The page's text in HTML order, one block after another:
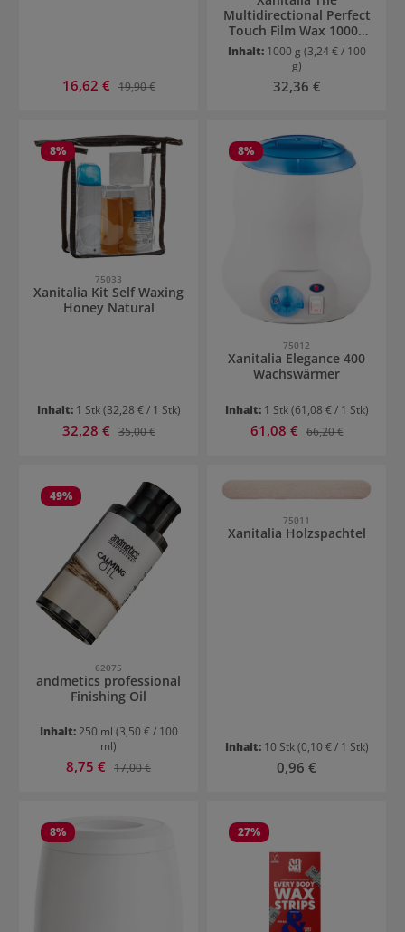
Verkaufspreis:
16,62 € Regulärer Preis:
19,90 €
Multidirectional Perfect
Touch Film Wax 1000g
Passion Fruit
Inhalt: 1000 g (3,24 € / 100
g)
Regulärer Preis:
32,36 €
8%
75033
Xanitalia Kit Self Waxing
Honey Natural
Inhalt: 1 Stk(32,28 € / 1 Stk)
Verkaufspreis:
32,28 € Regulärer Preis:
35,00 €
8%
75012
Xanitalia Elegance 400
Wachswärmer
Inhalt: 1 Stk(61,08 € / 1 Stk)
Verkaufspreis:
61,08 € Regulärer Preis:
66,20 €
49%
62075
andmetics professional
Finishing Oil
Inhalt:250 ml (3,50 € / 100
ml)
Verkaufspreis:
8,75 € Regulärer Preis:
17,00 €
75011
Xanitalia Holzspachtel
Inhalt: 10 Stk(0,10 € / 1 Stk)
Regulärer Preis:
0,96 €
8% 27%